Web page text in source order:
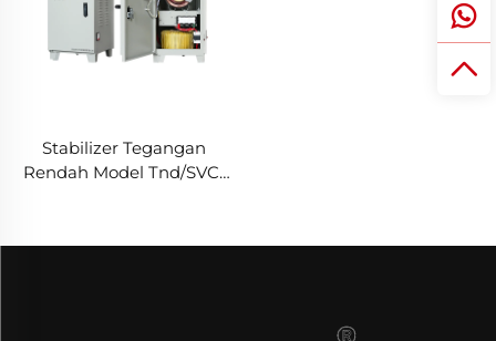
Stabilizer Tegangan
Rendah Model Tnd/SVC-
220V Daya Tinggi SVC